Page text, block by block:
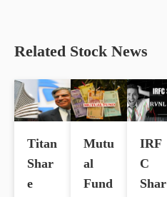
Related Stock News
Titan
Shar
e
Mutu
al
Fund
IRF
C
Shar